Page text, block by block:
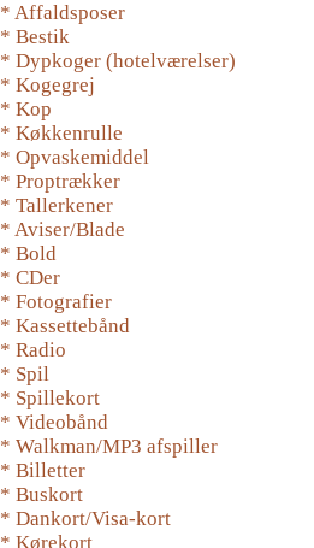
* Affaldsposer
* Bestik
* Dypkoger (hotelværelser)
* Kogegrej
* Kop
* Køkkenrulle
* Opvaskemiddel
* Proptrækker
* Tallerkener
* Aviser/Blade
* Bold
* CDer
* Fotografier
* Kassettebånd
* Radio
* Spil
* Spillekort
* Videobånd
* Walkman/MP3 afspiller
* Billetter
* Buskort
* Dankort/Visa-kort
* Kørekort